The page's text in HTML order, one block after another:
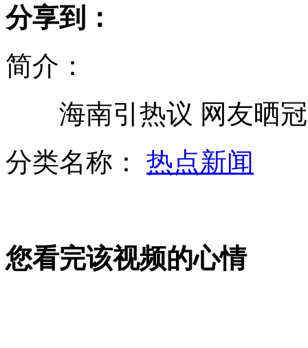
易建联称未接到当旗手通知 还是个谜
分享到：
简介：
海南引热议 网友晒冠
分类名称： 热点新闻
您看完该视频的心情